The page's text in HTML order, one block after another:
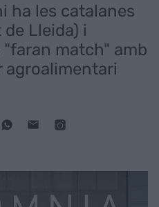
ha les catalanes
Lleida) i
"faran match" amb
agroalimentari